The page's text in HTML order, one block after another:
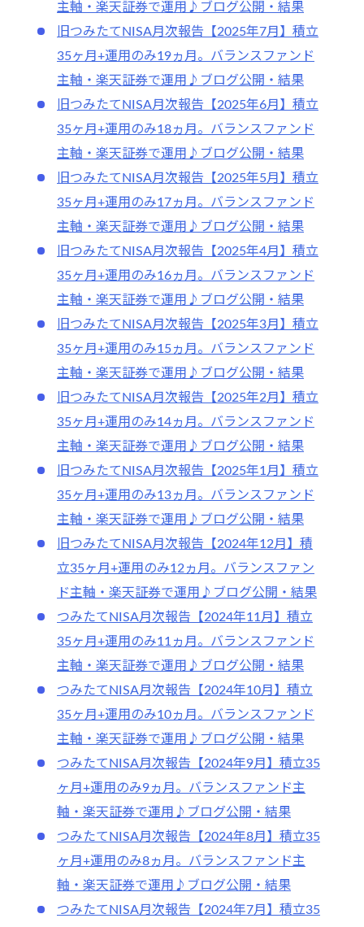
主軸・楽天証券で運用♪ブログ公開・結果
旧つみたてNISA月次報告【2025年7月】積立
35ヶ月+運用のみ19ヵ月。バランスファンド
主軸・楽天証券で運用♪ブログ公開・結果
旧つみたてNISA月次報告【2025年6月】積立
35ヶ月+運用のみ18ヵ月。バランスファンド
主軸・楽天証券で運用♪ブログ公開・結果
旧つみたてNISA月次報告【2025年5月】積立
35ヶ月+運用のみ17ヵ月。バランスファンド
主軸・楽天証券で運用♪ブログ公開・結果
旧つみたてNISA月次報告【2025年4月】積立
35ヶ月+運用のみ16ヵ月。バランスファンド
主軸・楽天証券で運用♪ブログ公開・結果
旧つみたてNISA月次報告【2025年3月】積立
35ヶ月+運用のみ15ヵ月。バランスファンド
主軸・楽天証券で運用♪ブログ公開・結果
旧つみたてNISA月次報告【2025年2月】積立
35ヶ月+運用のみ14ヵ月。バランスファンド
主軸・楽天証券で運用♪ブログ公開・結果
旧つみたてNISA月次報告【2025年1月】積立
35ヶ月+運用のみ13ヵ月。バランスファンド
主軸・楽天証券で運用♪ブログ公開・結果
旧つみたてNISA月次報告【2024年12月】積
立35ヶ月+運用のみ12ヵ月。バランスファン
ド主軸・楽天証券で運用♪ブログ公開・結果
つみたてNISA月次報告【2024年11月】積立
35ヶ月+運用のみ11ヵ月。バランスファンド
主軸・楽天証券で運用♪ブログ公開・結果
つみたてNISA月次報告【2024年10月】積立
35ヶ月+運用のみ10ヵ月。バランスファンド
主軸・楽天証券で運用♪ブログ公開・結果
つみたてNISA月次報告【2024年9月】積立35
ヶ月+運用のみ9ヵ月。バランスファンド主
軸・楽天証券で運用♪ブログ公開・結果
つみたてNISA月次報告【2024年8月】積立35
ヶ月+運用のみ8ヵ月。バランスファンド主
軸・楽天証券で運用♪ブログ公開・結果
つみたてNISA月次報告【2024年7月】積立35